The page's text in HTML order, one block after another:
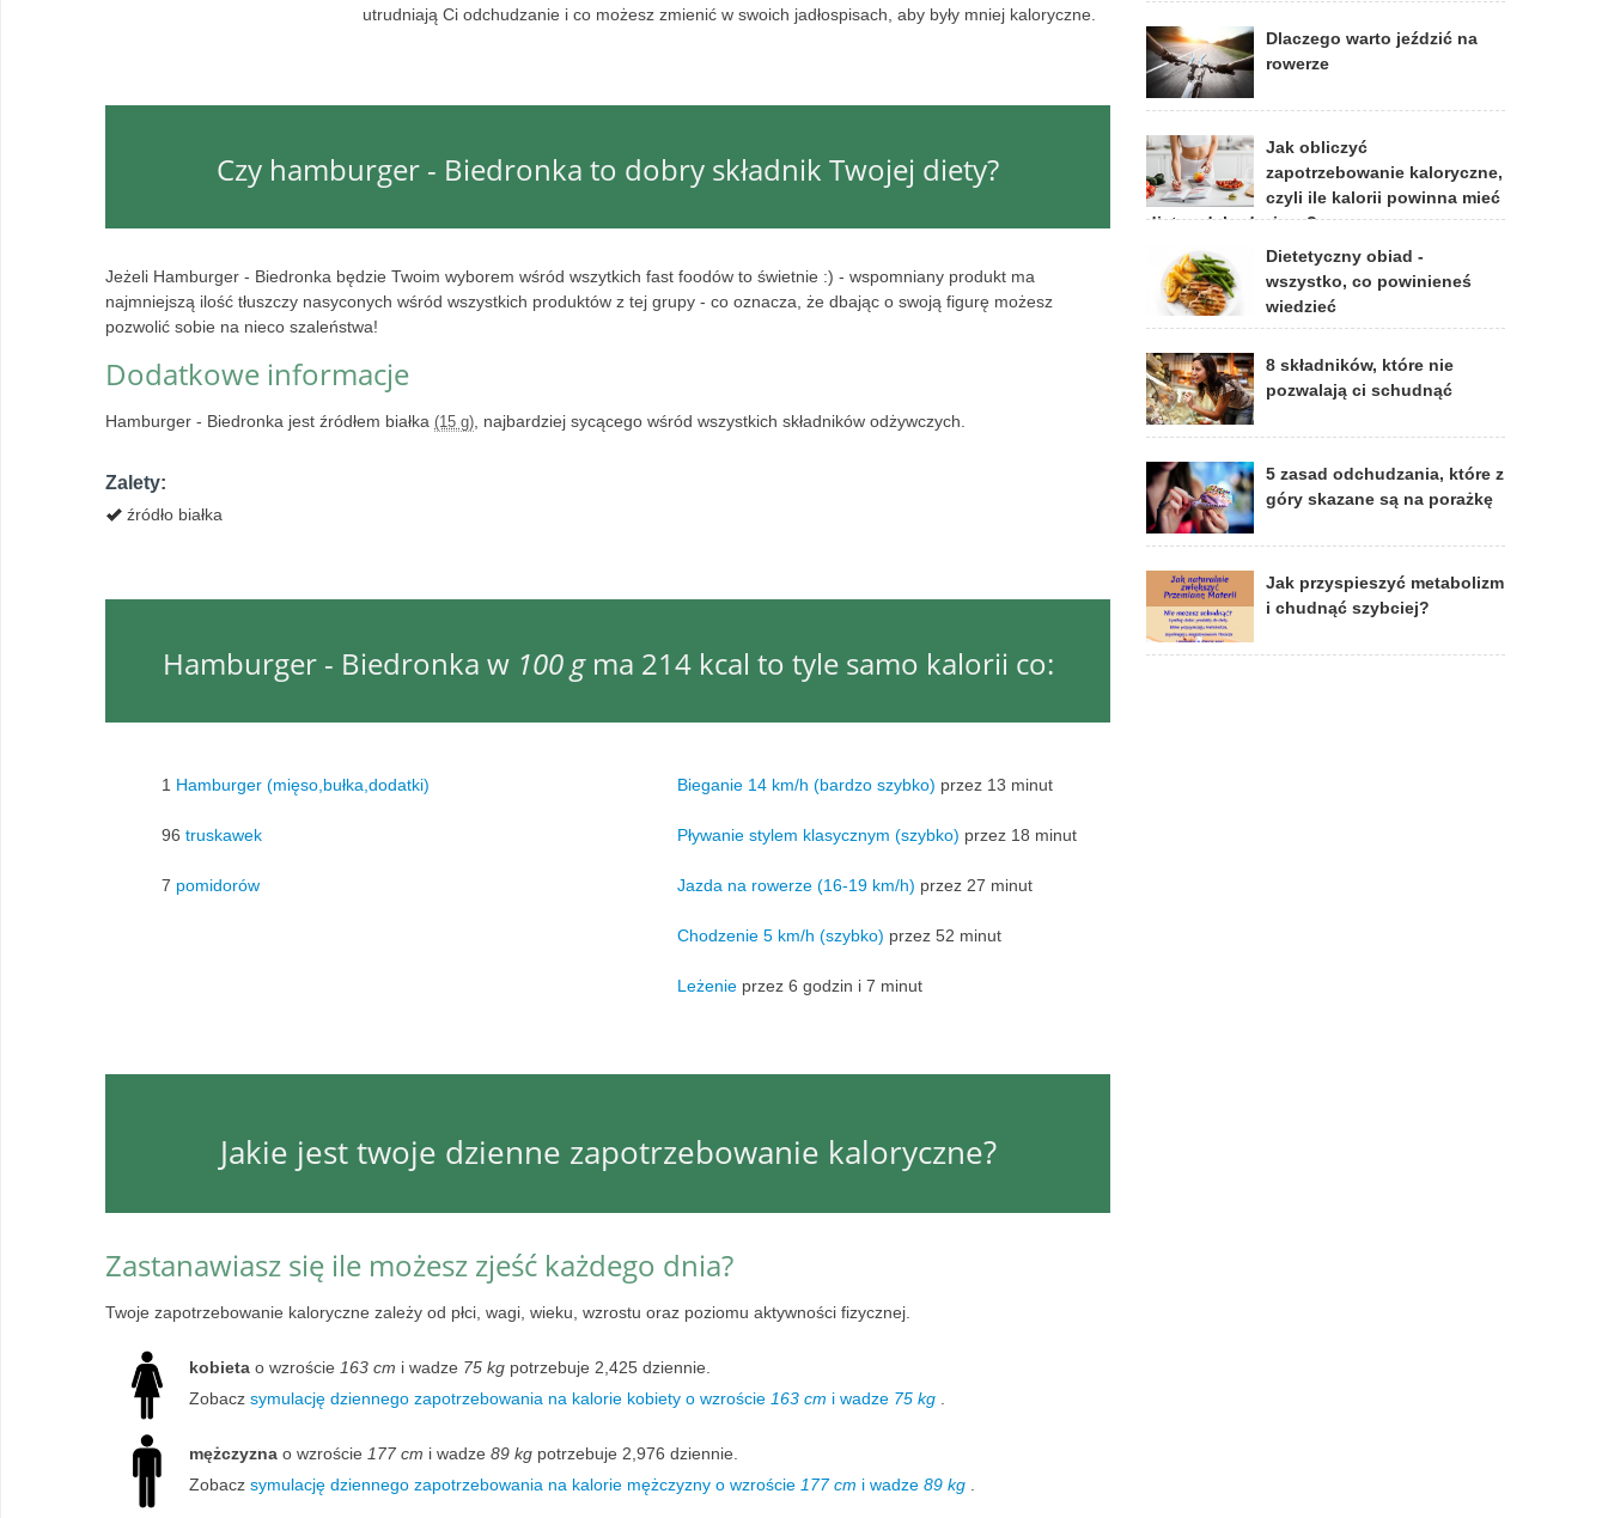
utrudniają Ci odchudzanie i co możesz zmienić w swoich jadłospisach, aby były mniej kaloryczne.
Czy hamburger - Biedronka to dobry składnik Twojej diety?
Jeżeli Hamburger - Biedronka będzie Twoim wyborem wśród wszytkich fast foodów to świetnie :) - wspomniany produkt ma
najmniejszą ilość tłuszczy nasyconych wśród wszystkich produktów z tej grupy - co oznacza, że dbając o swoją figurę możesz
pozwolić sobie na nieco szaleństwa!
Dodatkowe informacje
Hamburger - Biedronka jest źródłem białka (15 g) , najbardziej sycącego wśród wszystkich składników odżywczych.
Zalety:
źródło białka
Hamburger - Biedronka w 100 gma 214 kcal to tyle samo kalorii co:
1 Hamburger (mięso,bułka,dodatki)
96 truskawek
7 pomidorów
Bieganie 14 km/h (bardzo szybko) przez 13 minut
Pływanie stylem klasycznym (szybko) przez 18 minut
Jazda na rowerze (16-19 km/h) przez 27 minut
Chodzenie 5 km/h (szybko) przez 52 minut
Leżenieprzez 6 godzin i 7 minut
Jakie jest twoje dzienne zapotrzebowanie kaloryczne?
Zastanawiasz się ile możesz zjeść każdego dnia?
Twoje zapotrzebowanie kaloryczne zależy od płci, wagi, wieku, wzrostu oraz poziomu aktywności fizycznej.
kobieta o wzroście 163 cm i wadze 75 kg potrzebuje 2,425 dziennie.
Zobacz symulację dziennego zapotrzebowania na kalorie kobiety o wzroście 163 cm i wadze 75 kg
mężczyzna o wzroście 177 cm i wadze 89 kg potrzebuje 2,976 dziennie.
Zobacz symulację dziennego zapotrzebowania na kalorie mężczyzny o wzroście 177 cm i wadze 89 kg
Dlaczego warto jeździć na
rowerze
Jak obliczyć
zapotrzebowanie kaloryczne,
czyli ile kalorii powinna mieć
dieta odchudzająca?
Dietetyczny obiad -
wszystko, co powinieneś
wiedzieć
8 składników, które nie
pozwalają ci schudnąć
5 zasad odchudzania, które z
góry skazane są na porażkę
Jak przyspieszyć metabolizm
i chudnąć szybciej?